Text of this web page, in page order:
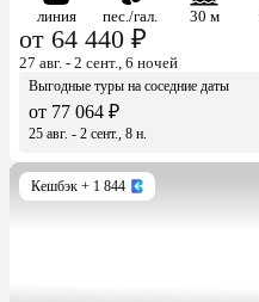
линия пес./гал. 30 м
от 64 440 ₽
27 авг. - 2 сент., 6 ночей
Выгодные туры на соседние даты
от 77 064 ₽
25 авг. - 2 сент., 8 н.
Кешбэк + 1 844